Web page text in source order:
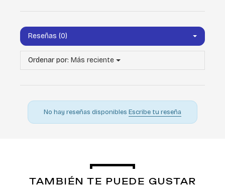
Reseñas (0)
Ordenar por: Más reciente
No hay reseñas disponibles Escribe tu reseña
TAMBIÉN TE PUEDE GUSTAR